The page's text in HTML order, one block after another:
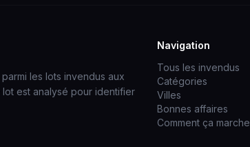
les lots invendus aux
est analysé pour identifier
Navigation
Tous les invendus
Catégories
Villes
Bonnes affaires
Comment ça marche